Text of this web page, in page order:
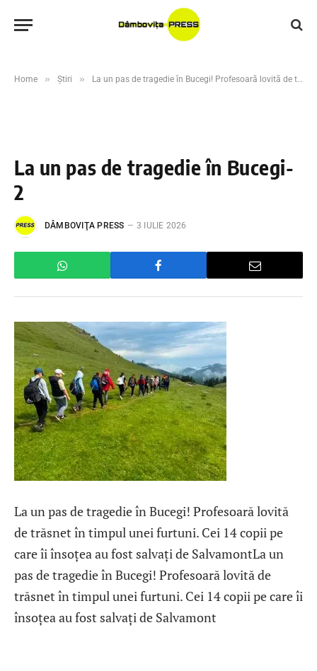
Home » Știri » La un pas de tragedie în Bucegi! Profesoară lovită de trăsnet în timpul unei furtuni. Cei 14 copii pe care îi însoțea au fost salvați de Salvamont
La un pas de tragedie în Bucegi-
2
DÂMBOVIŢA PRESS 3 IULIE 2026
La un pas de tragedie în Bucegi! Profesoară lovită
de trăsnet în timpul unei furtuni. Cei 14 copii pe
care îi însoțea au fost salvați de SalvamontLa un
pas de tragedie în Bucegi! Profesoară lovită de
trăsnet în timpul unei furtuni. Cei 14 copii pe care îi
însoțea au fost salvați de Salvamont